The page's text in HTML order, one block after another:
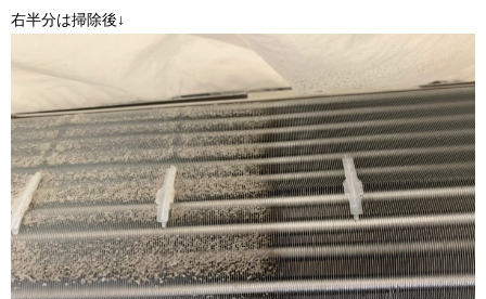
右半分は掃除後↓